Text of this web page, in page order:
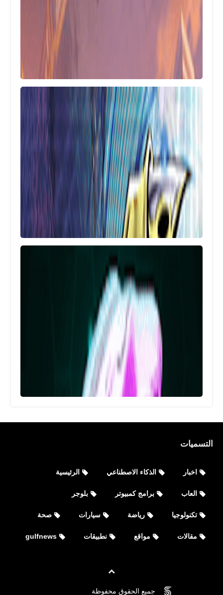
العاب
التسميات
اخبار الذكاء الاصطناعي الرئيسية
العاب برامج كمبيوتر بلوجر
تكنولوجيا رياضة سيارات صحة
مقالات مواقع نطبيقات gulfnews
جميع الحقوق محفوظة